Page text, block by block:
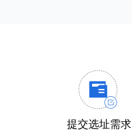
提交选址需求